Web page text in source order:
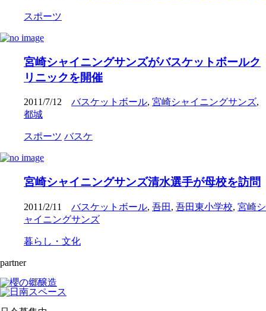
スポーツ
宮崎シャイニングサンズがバスケットボールク
リニックを開催
2011/7/12 バスケットボール, 宮崎シャイニングサンズ,
都城
スポーツ バスケ
宮崎シャイニングサンズ清水選手が母校を訪問
2011/2/11 バスケットボール, 吾田 , 吾田東小学校, 宮崎シ
ャイニングサンズ
暮らし・文化
partner